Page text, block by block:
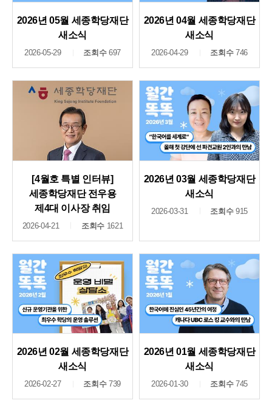
2026년 05월 세종학당재단
새소식
2026-05-29 조회수697
2026년 04월 세종학당재단
새소식
2026-04-29 조회수746
[4월호 특별 인터뷰]
세종학당재단 전우용
제4대 이사장 취임
2026-04-21 조회수 1621
2026년 03월 세종학당재단
새소식
2026-03-31 조회수915
2026년 02월 세종학당재단
새소식
2026-02-27 조회수739
2026년 01월 세종학당재단
새소식
2026-01-30 조회수745